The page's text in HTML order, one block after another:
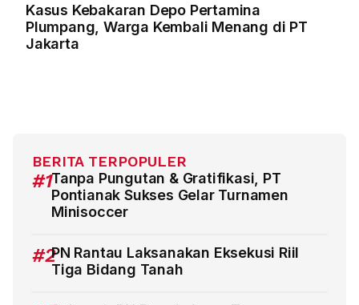
Kasus Kebakaran Depo Pertamina
Plumpang, Warga Kembali Menang di PT
Jakarta
BERITA TERPOPULER
#1Tanpa Pungutan & Gratifikasi, PT
Pontianak Sukses Gelar Turnamen
Minisoccer
#2PN Rantau Laksanakan Eksekusi Riil
Tiga Bidang Tanah